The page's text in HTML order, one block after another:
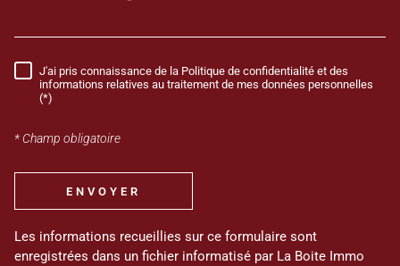
RÈGLEMENTATION
J'ai pris connaissance de la Politique de confidentialité et des
informations relatives au traitement de mes données personnelles
(*)
* Champ obligatoire
ENVOYER
Les informations recueillies sur ce formulaire sont
enregistrées dans un fichier informatisé par La Boite Immo